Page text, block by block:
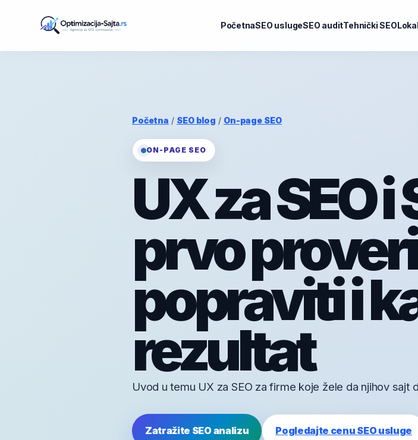
PočetnaSEO uslugeSEO auditTehnički SEO
Početna / SEO blog / On-page SEO
ON-PAGE SEO
UX za SEO i
prvo
popraviti i
rezultat
Uvod u temu UX za SEO za firme koje žele da njihov sajt
Zatražite SEO analizu Pogledajte cenu SEO usluge